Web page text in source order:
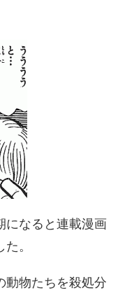
になると連載漫画
。
動物たちを殺処分